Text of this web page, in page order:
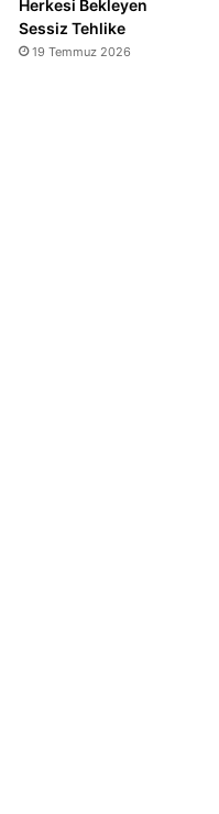
Herkesi Bekleyen
Sessiz Tehlike
19 Temmuz 2026